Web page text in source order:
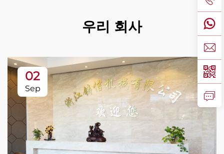
우리 회사
02
Sep